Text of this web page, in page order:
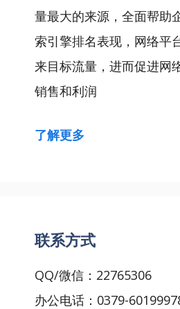
量最大的来源，全面帮助
索引擎排名表现，网络平
来目标流量，进而促进网
销售和利润
了解更多
联系方式
QQ/微信：22765306
办公电话：0379-